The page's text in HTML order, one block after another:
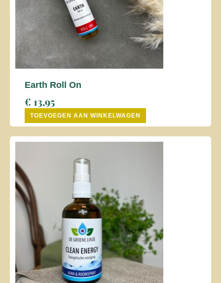
Earth Roll On
€ 13,95
TOEVOEGEN AAN WINKELWAGEN